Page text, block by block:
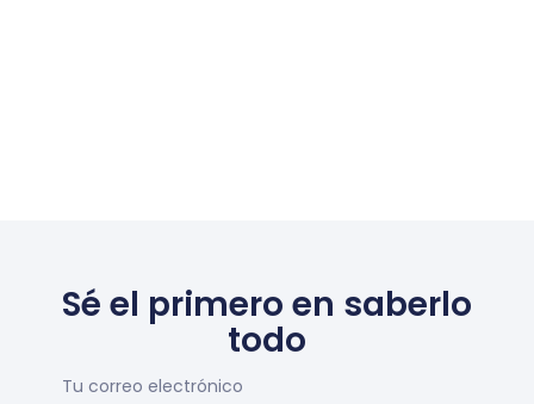
Sé el primero en saberlo
todo